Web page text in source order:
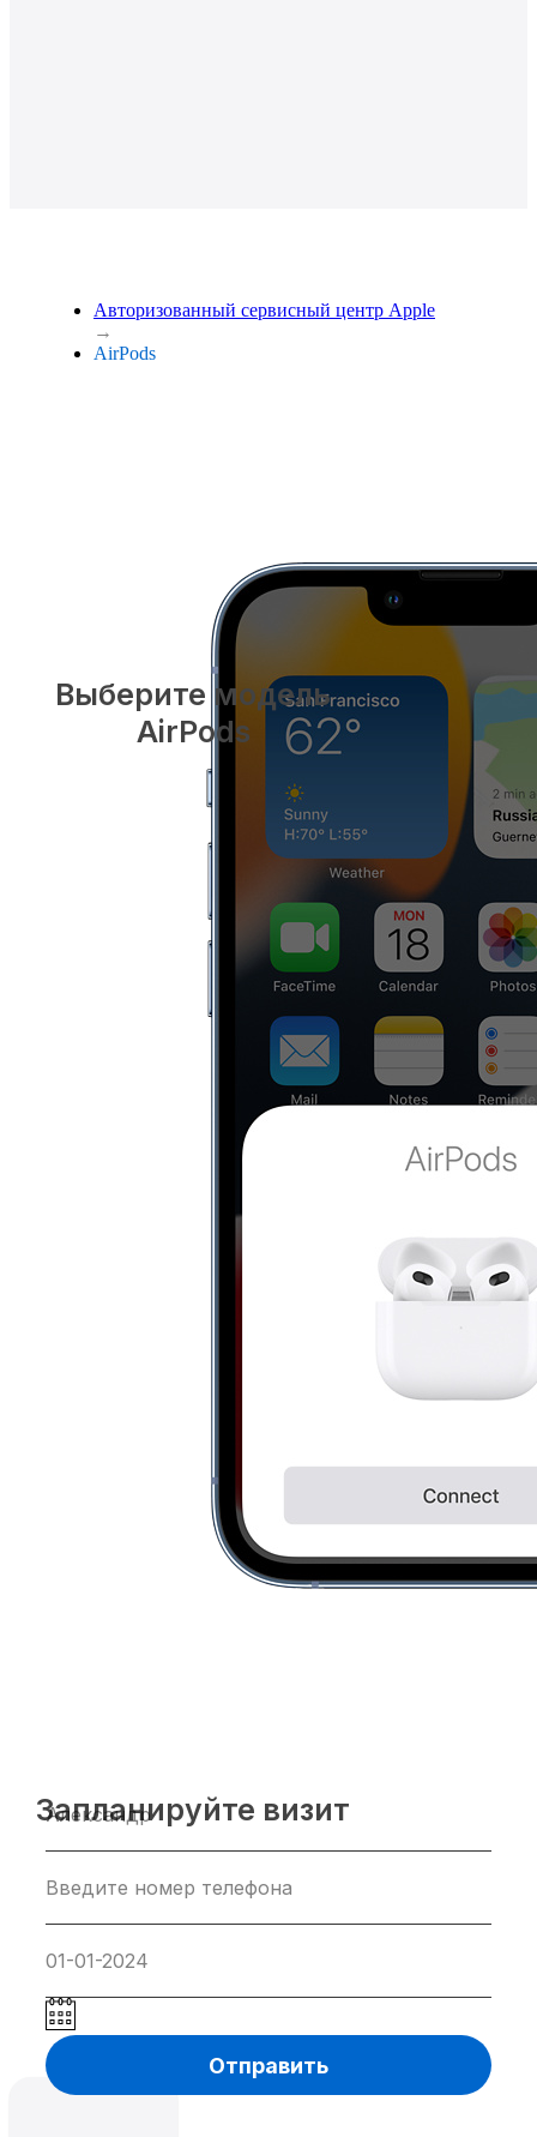
Авторизованный сервисный центр Apple
→
AirPods
Выберите модель
AirPods
Запланируйте визит
Отправить